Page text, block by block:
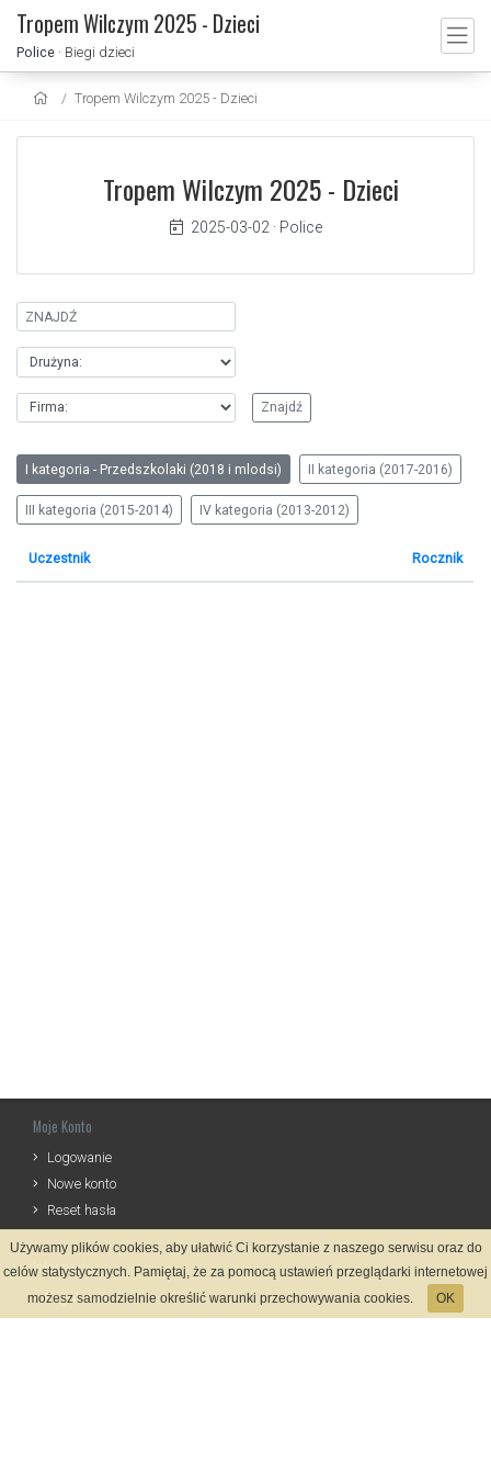
Tropem Wilczym 2025 - Dzieci
Police · Biegi dzieci
Tropem Wilczym 2025 - Dzieci
Tropem Wilczym 2025 - Dzieci
2025-03-02 · Police
I kategoria - Przedszkolaki (2018 i mlodsi) II kategoria (2017-2016)
III kategoria (2015-2014) IV kategoria (2013-2012)
Uczestnik Rocznik
Moje Konto
Logowanie
Nowe konto
Reset hasła
Informacje
Regulamin
Używamy plików cookies, aby ułatwić Ci korzystanie z naszego serwisu oraz do
celów statystycznych. Pamiętaj, że za pomocą ustawień przeglądarki internetowej
możesz samodzielnie określić warunki przechowywania cookies.
OK